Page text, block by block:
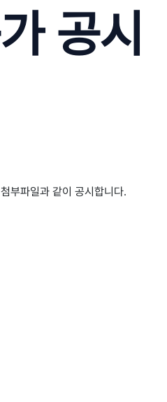
공시
부파일과 같이 공시합니다.